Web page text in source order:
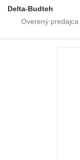
Delta-Budteh